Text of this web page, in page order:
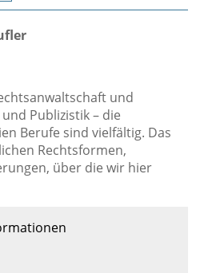
und
Publizistik – die
Berufe sind vielfältig. Das
Rechtsformen,
über die wir hier